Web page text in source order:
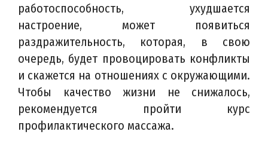
работоспособность, ухудшается
настроение, может появиться
раздражительность, которая, в свою
очередь, будет провоцировать конфликты
и скажется на отношениях с окружающими.
Чтобы качество жизни не снижалось,
рекомендуется пройти курс
профилактического массажа.